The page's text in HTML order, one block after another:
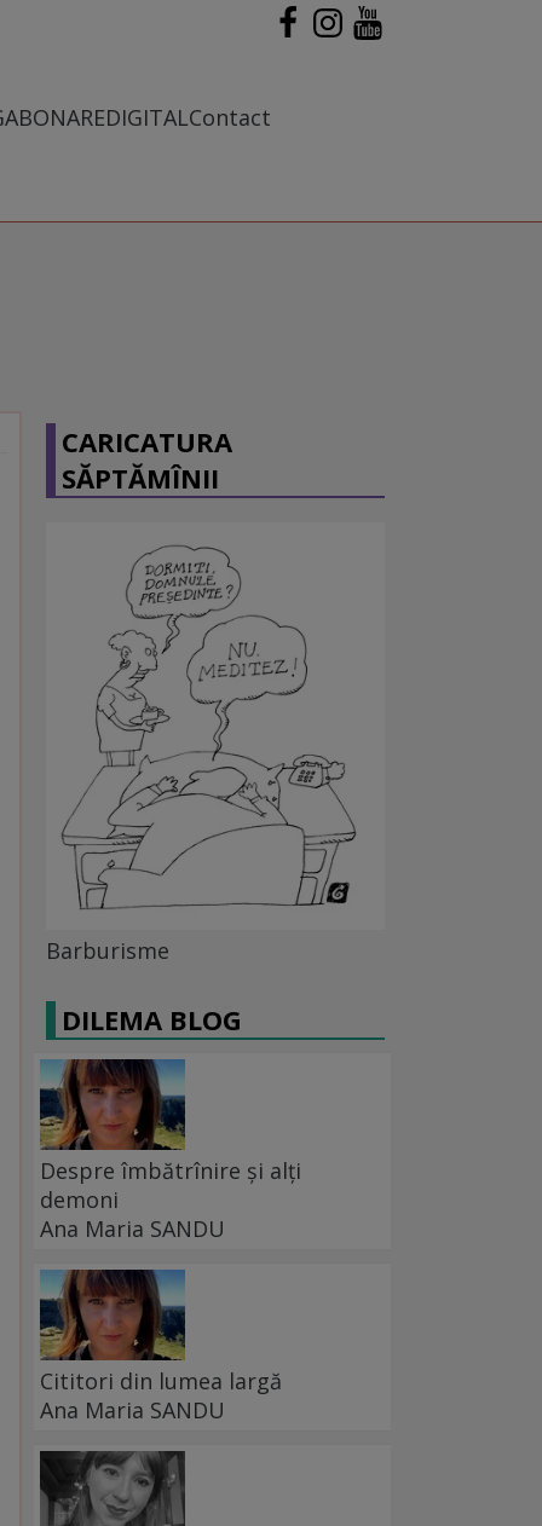
ABONAREDIGITALContact
CARICATURA
SĂPTĂMÎNII
Barburisme
DILEMA BLOG
Despre îmbătrînire și alți
demoni
Ana Maria SANDU
Cititori din lumea largă
Ana Maria SANDU